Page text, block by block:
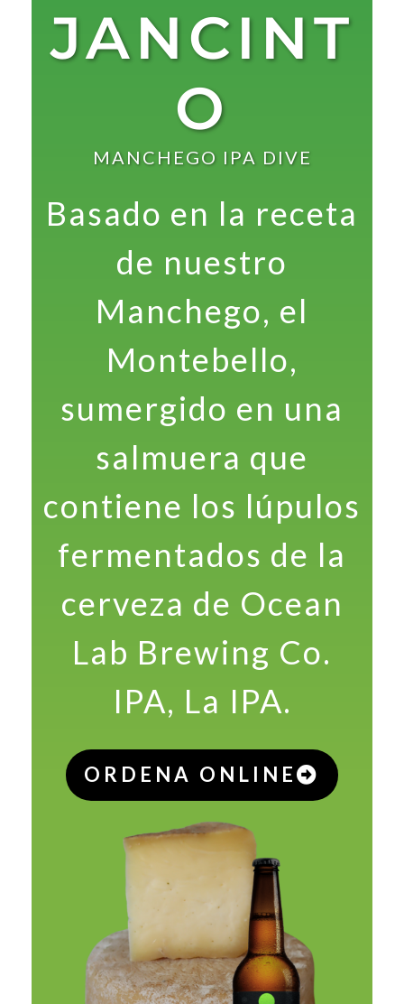
JANCINT
O
MANCHEGO IPA DIVE
Basado en la receta
de nuestro
Manchego, el
Montebello,
sumergido en una
salmuera que
contiene los lúpulos
fermentados de la
cerveza de Ocean
Lab Brewing Co.
IPA, La IPA.
ORDENA ONLINE